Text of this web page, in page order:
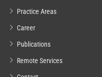
Practice Areas
Career
Publications
Remote Services